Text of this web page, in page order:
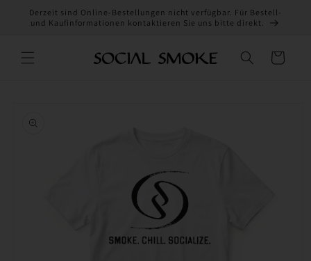
zum
Inhalt
Derzeit sind Online-Bestellungen nicht verfügbar. Für Bestell-
und Kaufinformationen kontaktieren Sie uns bitte direkt.
Warenkorb